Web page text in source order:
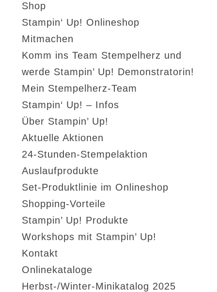
Shop
Stampin‘ Up! Onlineshop
Mitmachen
Komm ins Team Stempelherz und
werde Stampin’ Up! Demonstratorin!
Mein Stempelherz-Team
Stampin‘ Up! – Infos
Über Stampin’ Up!
Aktuelle Aktionen
24-Stunden-Stempelaktion
Auslaufprodukte
Set-Produktlinie im Onlineshop
Shopping-Vorteile
Stampin’ Up! Produkte
Workshops mit Stampin’ Up!
Kontakt
Onlinekataloge
Herbst-/Winter-Minikatalog 2025